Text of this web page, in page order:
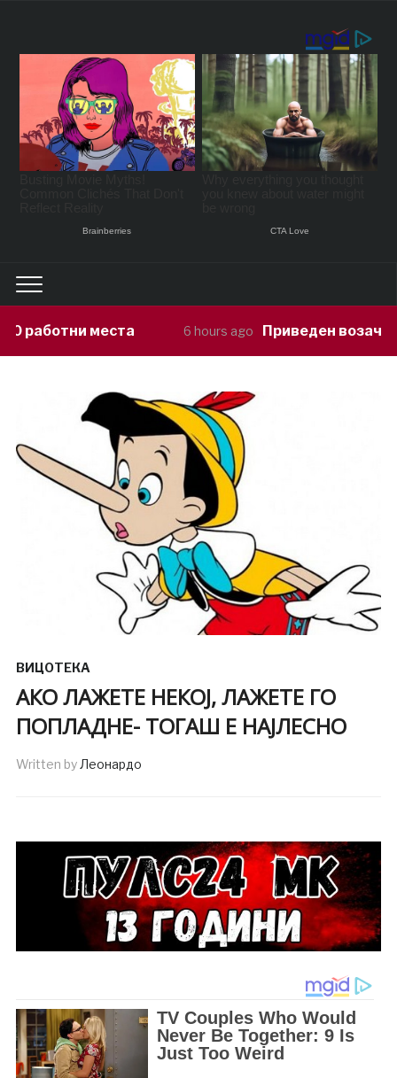
6 hours ago Приведен возач кој ја предизвикал
ВИЦОТЕКА
АКО ЛАЖЕТЕ НЕКОЈ, ЛАЖЕТЕ ГО
ПОПЛАДНЕ- ТОГАШ Е НАЈЛЕСНО
Written byЛеонардо